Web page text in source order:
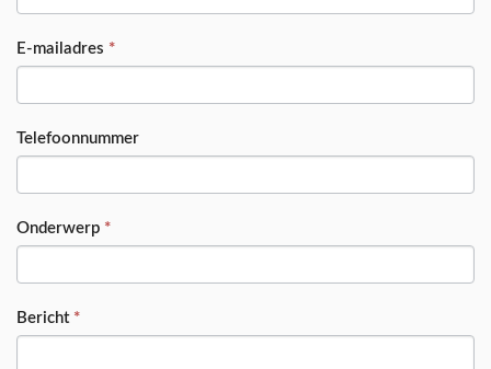
E-mailadres *
Telefoonnummer
Onderwerp *
Bericht *